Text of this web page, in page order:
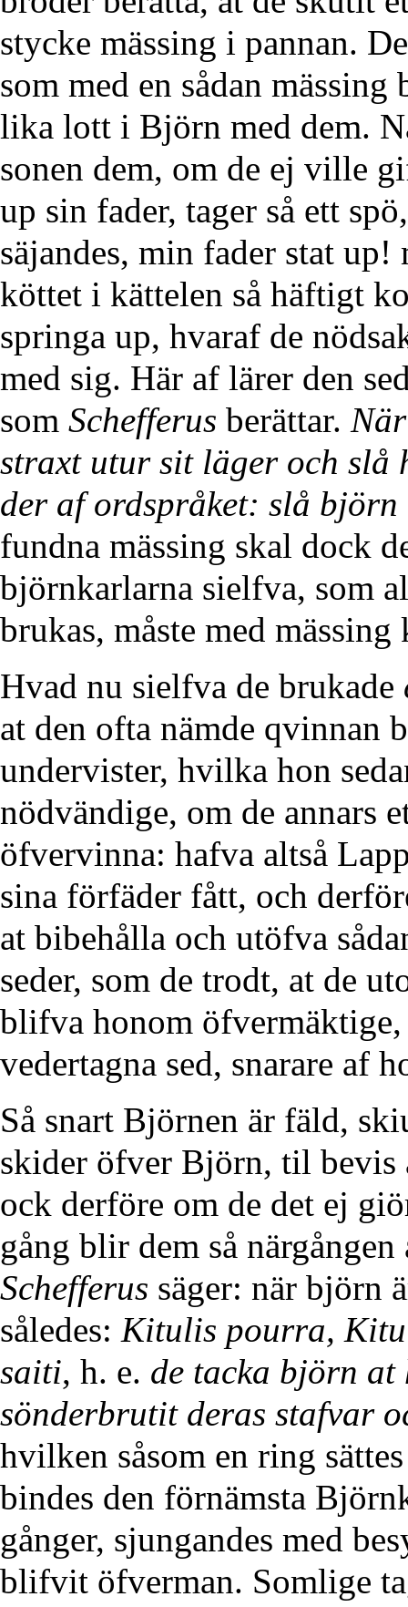
stycke mässing i pannan.
som med en sådan
lika lott i Björn med dem.
sonen dem, om de ej ville
up sin fader, tager så ett
säjandes, min fader stat
köttet i kättelen så häftigt
springa up, hvaraf de
med sig. Här af lärer den
som Schefferus berättar.
straxt utur sit läger och slå
der af ordspråket: slå björn
fundna mässing skal dock
björnkarlarna sielfva, som
brukas, måste med
Hvad nu sielfva de brukade
at den ofta nämde
undervister, hvilka hon
nödvändige, om de annars
öfvervinna: hafva altså
sina förfäder fått, och
at bibehålla och utöfva
seder, som de trodt, at de
blifva honom
vedertagna sed, snarare af
Så snart Björnen är fäld,
skider öfver Björn, til bevis
ock derföre om de det ej
gång blir dem så
Schefferus säger: när björn
således: Kitulis pourra,
saiti, h. e. de tacka björn at
sönderbrutit deras stafvar
hvilken såsom en ring
bindes den förnämsta
gånger, sjungandes med
blifvit öfverman. Somlige